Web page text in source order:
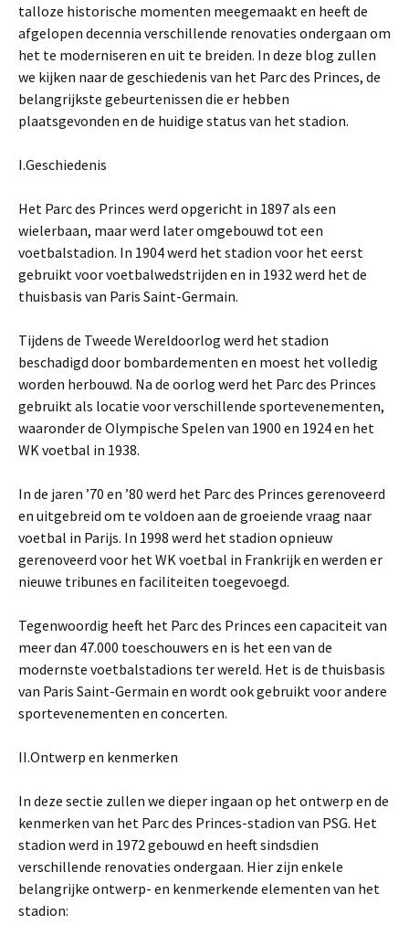
talloze historische momenten meegemaakt en heeft de
afgelopen decennia verschillende renovaties ondergaan om
het te moderniseren en uit te breiden. In deze blog zullen
we kijken naar de geschiedenis van het Parc des Princes, de
belangrijkste gebeurtenissen die er hebben
plaatsgevonden en de huidige status van het stadion.
I.Geschiedenis
Het Parc des Princes werd opgericht in 1897 als een
wielerbaan, maar werd later omgebouwd tot een
voetbalstadion. In 1904 werd het stadion voor het eerst
gebruikt voor voetbalwedstrijden en in 1932 werd het de
thuisbasis van Paris Saint-Germain.
Tijdens de Tweede Wereldoorlog werd het stadion
beschadigd door bombardementen en moest het volledig
worden herbouwd. Na de oorlog werd het Parc des Princes
gebruikt als locatie voor verschillende sportevenementen,
waaronder de Olympische Spelen van 1900 en 1924 en het
WK voetbal in 1938.
In de jaren ’70 en ’80 werd het Parc des Princes gerenoveerd
en uitgebreid om te voldoen aan de groeiende vraag naar
voetbal in Parijs. In 1998 werd het stadion opnieuw
gerenoveerd voor het WK voetbal in Frankrijk en werden er
nieuwe tribunes en faciliteiten toegevoegd.
Tegenwoordig heeft het Parc des Princes een capaciteit van
meer dan 47.000 toeschouwers en is het een van de
modernste voetbalstadions ter wereld. Het is de thuisbasis
van Paris Saint-Germain en wordt ook gebruikt voor andere
sportevenementen en concerten.
II.Ontwerp en kenmerken
In deze sectie zullen we dieper ingaan op het ontwerp en de
kenmerken van het Parc des Princes-stadion van PSG. Het
stadion werd in 1972 gebouwd en heeft sindsdien
verschillende renovaties ondergaan. Hier zijn enkele
belangrijke ontwerp- en kenmerkende elementen van het
stadion: